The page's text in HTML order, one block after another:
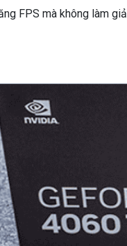
FPS mà không làm